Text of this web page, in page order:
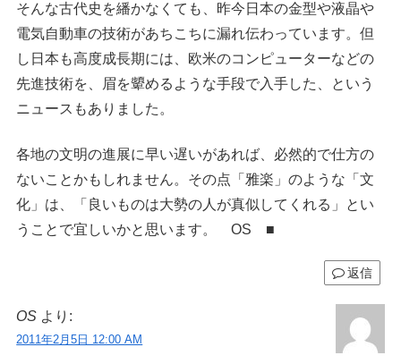
そんな古代史を繙かなくても、昨今日本の金型や液晶や
電気自動車の技術があちこちに漏れ伝わっています。但
し日本も高度成長期には、欧米のコンピューターなどの
先進技術を、眉を顰めるような手段で入手した、という
ニュースもありました。
各地の文明の進展に早い遅いがあれば、必然的で仕方の
ないことかもしれません。その点「雅楽」のような「文
化」は、「良いものは大勢の人が真似してくれる」とい
うことで宜しいかと思います。 OS ■
返信
OS より:
2011年2月5日 12:00 AM